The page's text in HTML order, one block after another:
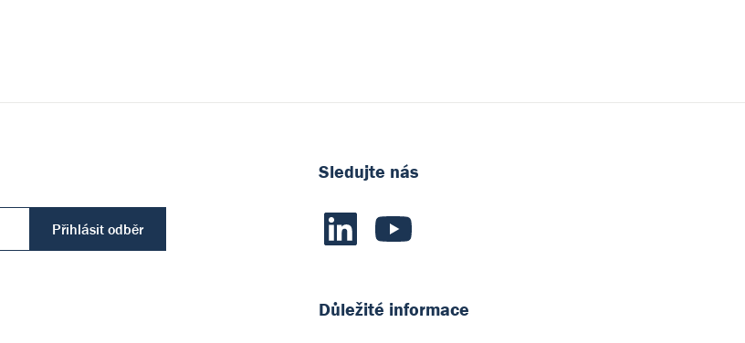
Přihlásit odběr
Sledujte nás
Důležité informace